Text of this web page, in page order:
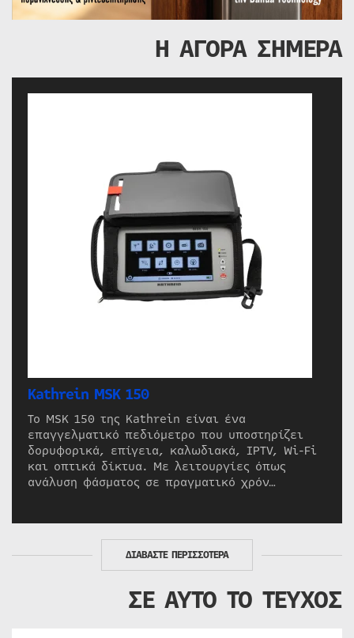
Η ΑΓΟΡΑ ΣΗΜΕΡΑ
Kathrein MSK 150
Το MSK 150 της Kathrein είναι ένα
επαγγελματικό πεδιόμετρο που υποστηρίζει
δορυφορικά, επίγεια, καλωδιακά, IPTV, Wi-Fi
και οπτικά δίκτυα. Με λειτουργίες όπως
ανάλυση φάσματος σε πραγματικό χρόν…
ΔΙΑΒΑΣΤΕ ΠΕΡΙΣΣΟΤΕΡΑ
ΣΕ ΑΥΤΟ ΤΟ ΤΕΥΧΟΣ